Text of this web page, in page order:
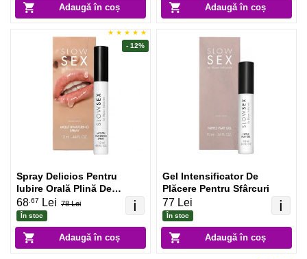
Adaugă în coș Adaugă în coș
Adaugă în coș
ℹ️
Spray Delicios Pentru
Iubire Orală Plină De
Tandrețe Bijoux Indiscrets
68 .67 Lei 78 Lei
În stoc
- 12%
Adaugă în coș
ℹ️
Gel Intensificator De
Plăcere Pentru Sfârcuri
77 Lei
În stoc